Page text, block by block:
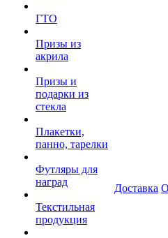
ГТО
Призы из
акрила
Призы и
подарки из
стекла
Плакетки,
панно, тарелки
Футляры для
наград
Текстильная
продукция
Доставка